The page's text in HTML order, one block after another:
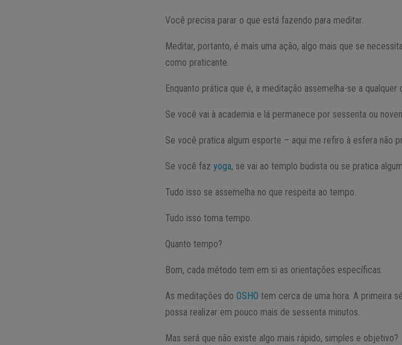
Você precisa parar o que está fazendo para meditar.
Meditar, portanto, é mais uma ação, algo mais que se
como praticante.
Enquanto prática que é, a meditação assemelha-se a
Se você vai à academia e lá permanece por sessenta ou
Se você pratica algum esporte – aqui me refiro à esfera não
Se você fazyoga, se vai ao templo budista ou se pratica
Tudo isso se assemelha no que respeita ao tempo.
Tudo isso toma tempo.
Quanto tempo?
Bom, cada método tem em si as orientações específicas.
As meditações doOSHO tem cerca de uma hora. A primeira
possa realizar em pouco mais de sessenta minutos.
Mas será que não existe algo mais rápido, simples e objetivo?